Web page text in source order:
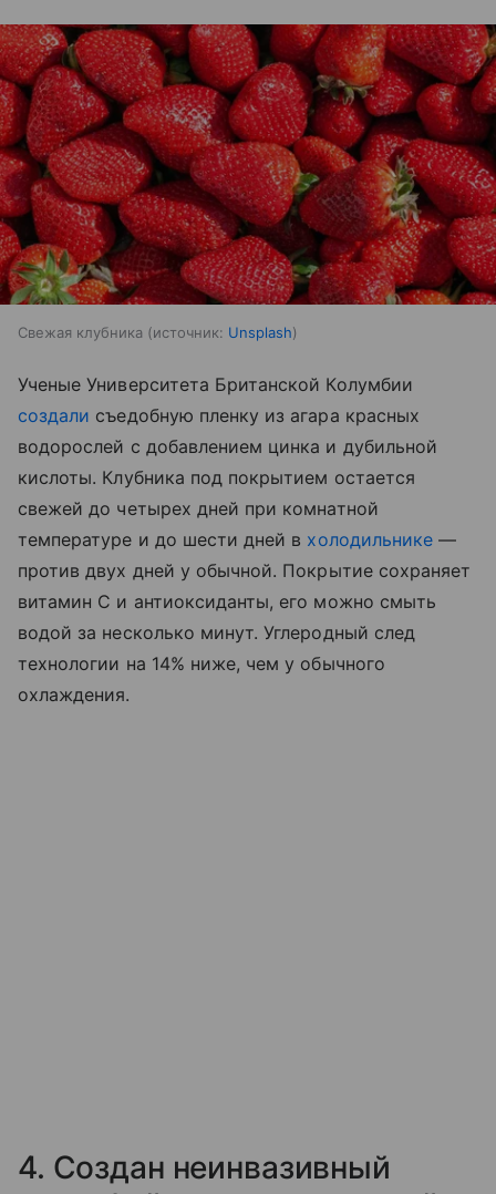
Свежая клубника источник: Unsplash
Ученые Университета Британской Колумбии
создали съедобную пленку из агара красных
водорослей с добавлением цинка и дубильной
кислоты. Клубника под покрытием остается
свежей до четырех дней при комнатной
температуре и до шести дней в холодильнике —
против двух дней у обычной. Покрытие сохраняет
витамин С и антиоксиданты, его можно смыть
водой за несколько минут. Углеродный след
технологии на 14% ниже, чем у обычного
охлаждения.
4. Создан неинвазивный